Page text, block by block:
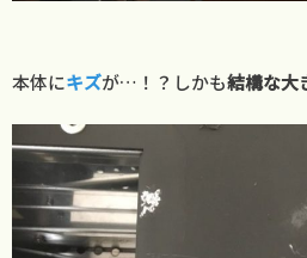
本体にキズが…！？しかも結構な大